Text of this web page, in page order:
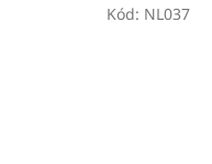
Kód: NL037